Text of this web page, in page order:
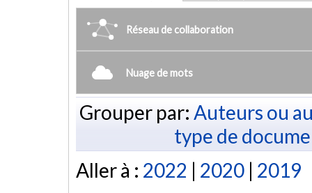
Réseau de collaboration
Nuage de mots
Grouper par: Auteurs ou
type de
Aller à : 2022 | 2020 | 2019